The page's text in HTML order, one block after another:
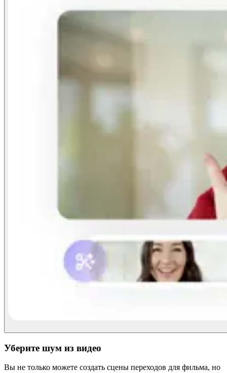
Уберите шум из видео
Вы не только можете создать сцены переходов для фильма, но